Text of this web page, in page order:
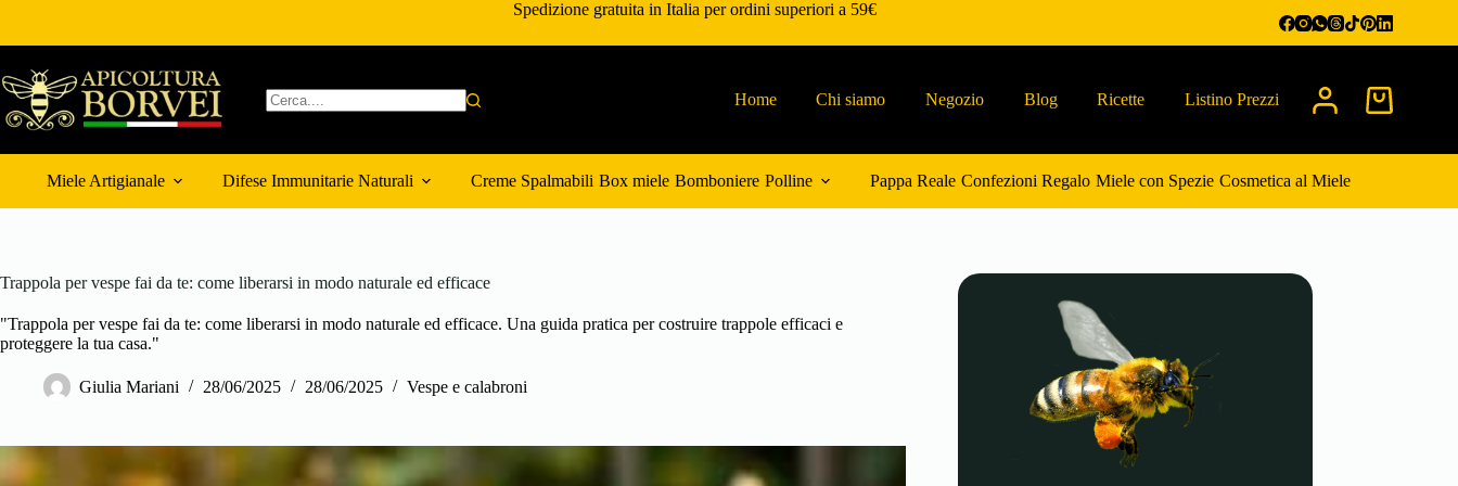
contenuto
Spedizione gratuita in Italia per ordini superiori a 59€
Home Chi siamo Negozio Blog Ricette Listino Prezzi Carrello
Miele Artigianale Difese Immunitarie Naturali Creme Spalmabili Box miele Bomboniere Polline Pappa Reale Confezioni Regalo Miele con Spezie Cosmetica al Miele
Trappola per vespe fai da te: come liberarsi in modo naturale ed efficace
"Trappola per vespe fai da te: come liberarsi in modo naturale ed efficace. Una guida pratica per costruire trappole efficaci e
proteggere la tua casa."
Giulia Mariani 28/06/2025 28/06/2025 Vespe e calabroni